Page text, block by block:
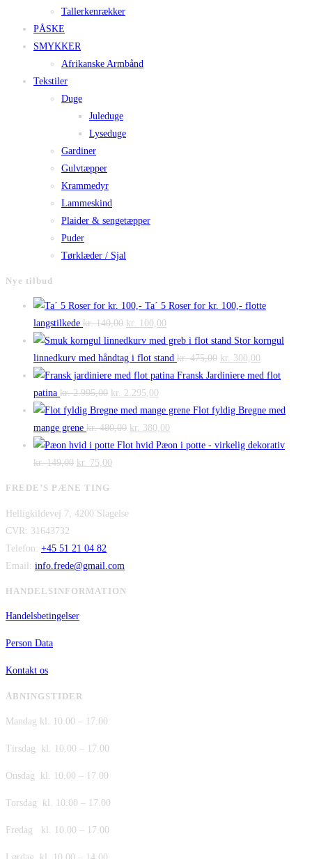
Tallerkenrækker
PÅSKE
SMYKKER
Afrikanske Armbånd
Tekstiler
Duge
Juleduge
Lyseduge
Gardiner
Gulvtæpper
Krammedyr
Lammeskind
Plaider & sengetæpper
Puder
Tørklæder / Sjal
Nye tilbud
Ta´ 5 Roser for kr. 100,- flotte
langstilkede kr.140,00 Den
oprindelige
pris
var:
kr. 140,00.
kr. 100,00
aktuelle
pris
er:
Stor korngul
linnedkurv med håndtag i flot stand kr.475,00 Den
oprindelige
var:
kr. 300,00
aktuelle
er:
Fransk Jardiniere med flot
patina kr.2.995,00 Den
oprindelige
pris
var:
kr. 2.995,00.
kr. 2.295,00
aktuelle
pris
er:
Flot fyldig Bregne med
mange grene kr.480,00 Den
oprindelige
kr. 380,00
aktuelle
Flot hvid Pæon i potte - virkelig dekorativ
kr.149,00 Den
var:
kr. 75,00
er:
FREDE’S PÆNE TING
Helligkildevej 7, 4200 Slagelse
CVR: 31643732
Telefon: +45 51 21 04 82
Email: info.frede@gmail.com
HANDELSINFORMATION
Handelsbetingelser
Person Data
Kontakt os
ÅBNINGSTIDER
Mandag kl. 10.00 – 17.00
Tirsdag kl. 10.00 – 17.00
Onsdag kl. 10.00 – 17.00
Torsdag kl. 10.00 – 17.00
Fredag kl. 10.00 – 17.00